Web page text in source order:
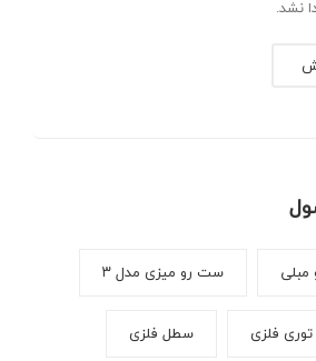
نشد.
مبلی ست رو میزی مدل ۳
فلزی سطل فلزی